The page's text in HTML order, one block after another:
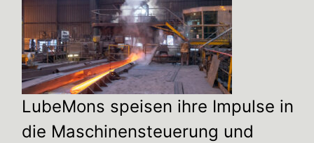
LubeMons speisen ihre Impulse in
die Maschinensteuerung und